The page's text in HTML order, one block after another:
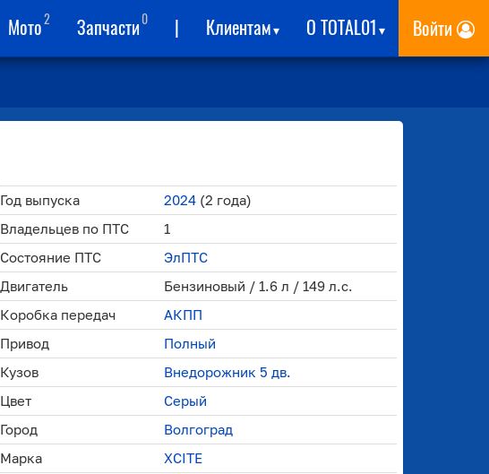
Мото2 Запчасти0 | Клиентам▾ О TOTAL01▾ Войти
Год выпуска 2024 (2 года)
Владельцев по ПТС
1
Состояние ПТС
ЭлПТС
Двигатель
Бензиновый / 1.6 л / 149 л.с.
Коробка передач
АКПП
Привод
Полный
Кузов
Внедорожник 5 дв.
Цвет
Серый
Город
Волгоград
Марка
XCITE